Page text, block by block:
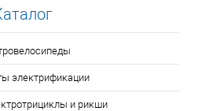
электрификации
и рикши